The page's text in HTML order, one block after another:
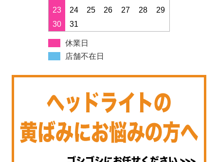
23
24 25 26 27 28
29
30
31
休業日
店舗不在日